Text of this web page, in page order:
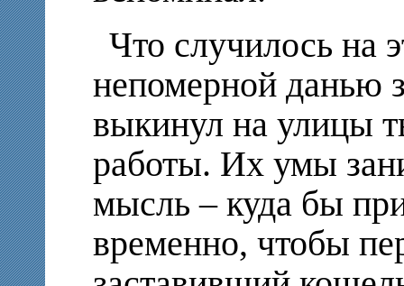
Что случилось на
непомерной данью
выкинул на улицы
работы. Их умы
мысль – куда бы
временно, чтобы